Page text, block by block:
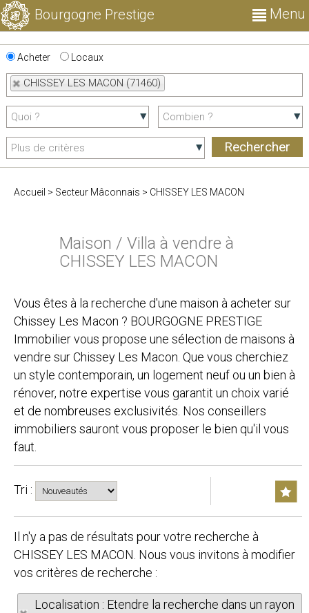
Bourgogne Prestige Menu
Acheter Locaux
CHISSEY LES MACON (71460)
Accueil > Secteur Mâconnais > CHISSEY LES MACON
Maison / Villa à vendre à
CHISSEY LES MACON
Vous êtes à la recherche d'une maison à acheter sur
Chissey Les Macon ? BOURGOGNE PRESTIGE
Immobilier vous propose une sélection de maisons à
vendre sur Chissey Les Macon. Que vous cherchiez
un style contemporain, un logement neuf ou un bien à
rénover, notre expertise vous garantit un choix varié
et de nombreuses exclusivités. Nos conseillers
immobiliers sauront vous proposer le bien qu'il vous
faut.
Tri :
Il n'y a pas de résultats pour votre recherche à
CHISSEY LES MACON. Nous vous invitons à modifier
vos critères de recherche :
Localisation : Etendre la recherche dans un rayon